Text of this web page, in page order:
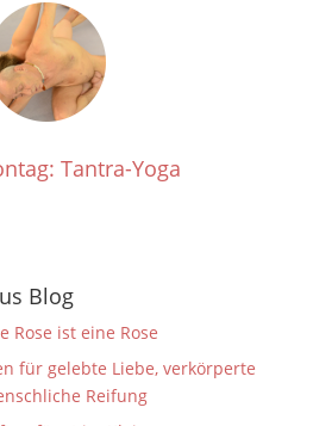
Tantra-Yoga
Blog
Rose ist eine Rose
für gelebte Liebe, verkörperte
Reifung